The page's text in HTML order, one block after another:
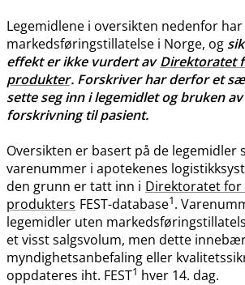
Legemidlene i oversikten nedenfor har
markedsføringstillatelse i Norge, og
effekt er ikke vurdert avDirektoratet
produkter. Forskriver har derfor et
sette seg inn i legemidlet og bruken
forskrivning til pasient.
Oversikten er basert på de legemidler
varenummer i apotekenes
den grunn er tatt inn i Direktoratet for
produkters FEST-database1.
legemidler uten
et visst salgsvolum, men dette
myndighetsanbefaling eller
oppdateres iht. FEST1 hver 14. dag.